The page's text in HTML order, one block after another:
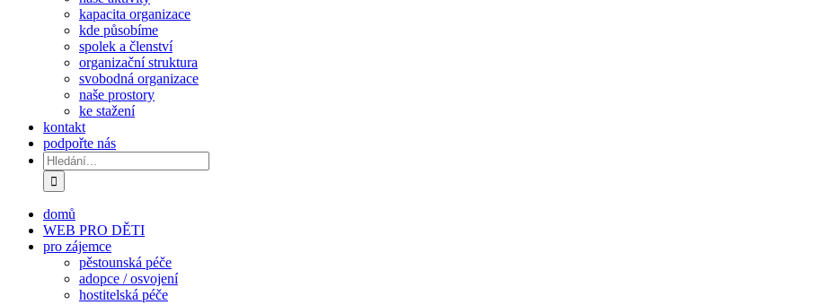
kapacita organizace
kde působíme
spolek a členství
organizační struktura
svobodná organizace
naše prostory
ke stažení
kontakt
podpořte nás
Hledat:
domů
WEB PRO DĚTI
pro zájemce
pěstounská péče
adopce / osvojení
hostitelská péče